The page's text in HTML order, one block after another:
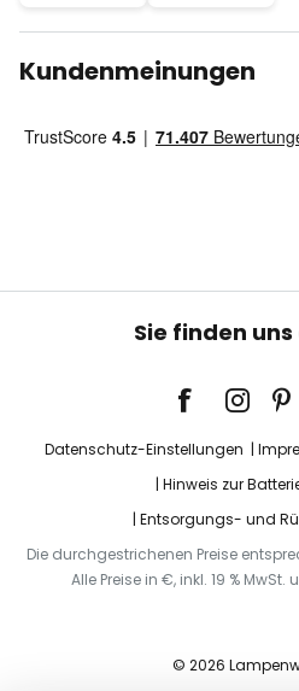
Kundenmeinungen
Sie finden
Datenschutz-Einstellungen
Hinweis zur
Entsorgungs- und
Die durchgestrichenen Preise
Alle Preise in €, inkl. 19 %
© 2026